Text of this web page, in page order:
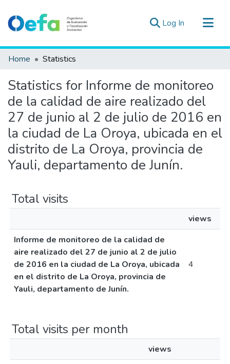
Log In (current)
Communities & Collections
Estad. Externas
Guias ▾
Home Statistics
Statistics for Informe de monitoreo
de la calidad de aire realizado del
27 de junio al 2 de julio de 2016 en
la ciudad de La Oroya, ubicada en el
distrito de La Oroya, provincia de
Yauli, departamento de Junín.
Total visits
views
Informe de monitoreo de la calidad de
aire realizado del 27 de junio al 2 de julio
de 2016 en la ciudad de La Oroya, ubicada
en el distrito de La Oroya, provincia de
Yauli, departamento de Junín.
4
Total visits per month
views